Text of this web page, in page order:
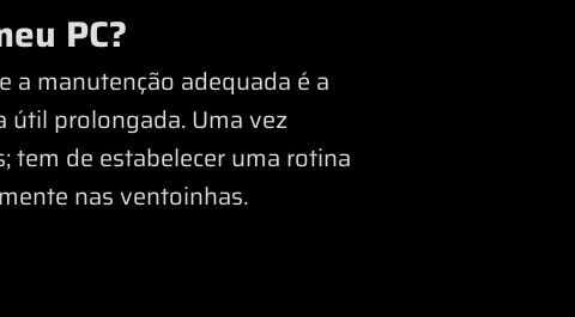
PC?
a manutenção adequada é a
útil prolongada. Uma vez
tem de estabelecer uma rotina
nas ventoinhas.